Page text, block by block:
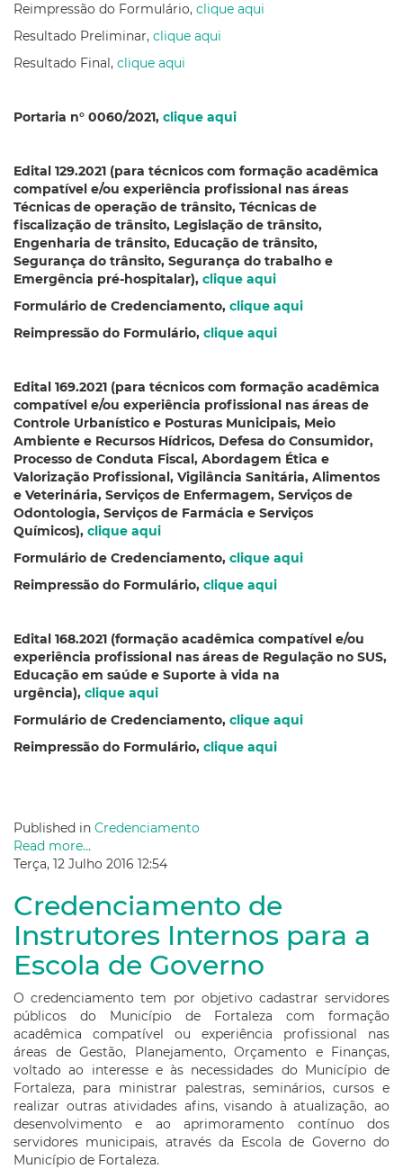
Reimpressão do Formulário, clique aqui
Resultado Preliminar, clique aqui
Resultado Final, clique aqui
Portaria n° 0060/2021, clique aqui
Edital 129.2021 (para técnicos com formação acadêmica
compatível e/ou experiência profissional nas áreas
Técnicas de operação de trânsito, Técnicas de
fiscalização de trânsito, Legislação de trânsito,
Engenharia de trânsito, Educação de trânsito,
Segurança do trânsito, Segurança do trabalho e
Emergência pré-hospitalar), clique aqui
Formulário de Credenciamento, clique aqui
Reimpressão do Formulário, clique aqui
Edital 169.2021 (para técnicos com formação acadêmica
compatível e/ou experiência profissional nas áreas de
Controle Urbanístico e Posturas Municipais, Meio
Ambiente e Recursos Hídricos, Defesa do Consumidor,
Processo de Conduta Fiscal, Abordagem Ética e
Valorização Profissional, Vigilância Sanitária, Alimentos
e Veterinária, Serviços de Enfermagem, Serviços de
Odontologia, Serviços de Farmácia e Serviços
Químicos), clique aqui
Formulário de Credenciamento, clique aqui
Reimpressão do Formulário, clique aqui
Edital 168.2021 (formação acadêmica compatível e/ou
experiência profissional nas áreas de Regulação no SUS,
Educação em saúde e Suporte à vida na
urgência), clique aqui
Formulário de Credenciamento, clique aqui
Reimpressão do Formulário, clique aqui
Published in Credenciamento
Read more...
Terça, 12 Julho 2016 12:54
Credenciamento de
Instrutores Internos para a
Escola de Governo
O credenciamento tem por objetivo cadastrar servidores
públicos do Município de Fortaleza com formação
acadêmica compatível ou experiência profissional nas
áreas de Gestão, Planejamento, Orçamento e Finanças,
voltado ao interesse e às necessidades do Município de
Fortaleza, para ministrar palestras, seminários, cursos e
realizar outras atividades afins, visando à atualização, ao
desenvolvimento e ao aprimoramento contínuo dos
servidores municipais, através da Escola de Governo do
Município de Fortaleza.